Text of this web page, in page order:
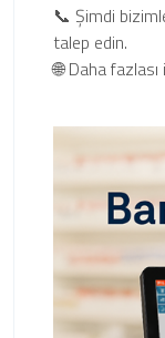
📞 Şimdi
talep edin.
🌐 Daha fazlası